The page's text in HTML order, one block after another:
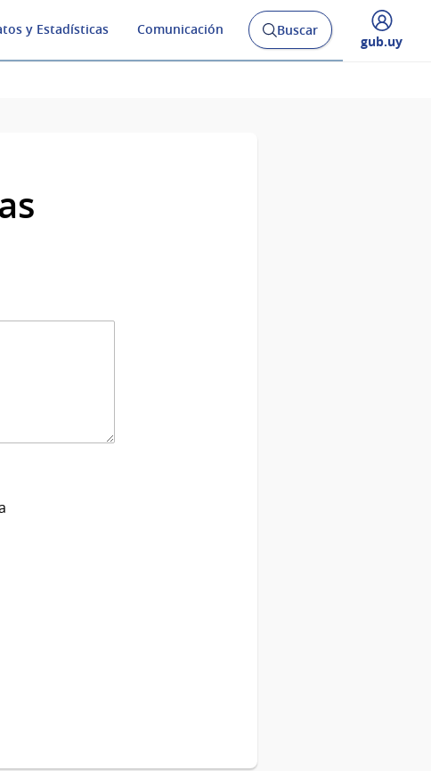
y Estadísticas Comunicación
Abrir
buscador
Buscar
Desplegar
gub.uy